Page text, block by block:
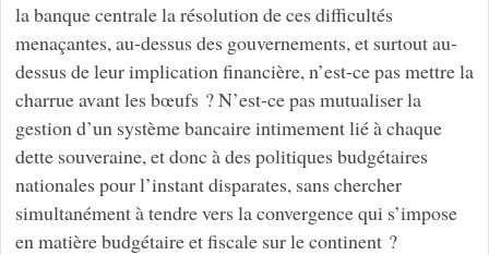
la banque centrale la résolution de ces difficultés
menaçantes, au-dessus des gouvernements, et surtout au-
dessus de leur implication financière, n’est-ce pas mettre la
charrue avant les bœufs ? N’est-ce pas mutualiser la
gestion d’un système bancaire intimement lié à chaque
dette souveraine, et donc à des politiques budgétaires
nationales pour l’instant disparates, sans chercher
simultanément à tendre vers la convergence qui s’impose
en matière budgétaire et fiscale sur le continent ?